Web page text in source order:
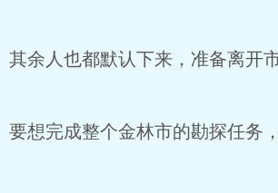
其余人也都默认下来，准备离开
要想完成整个金林市的勘探任务